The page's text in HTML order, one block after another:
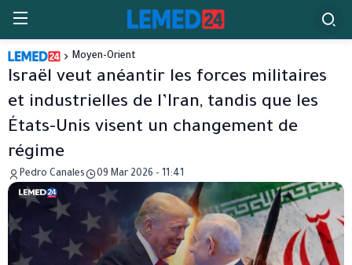
Moyen-Orient
Israël veut anéantir les forces militaires
et industrielles de l’Iran, tandis que les
États-Unis visent un changement de
régime
Pedro Canales 09 Mar 2026 - 11:41